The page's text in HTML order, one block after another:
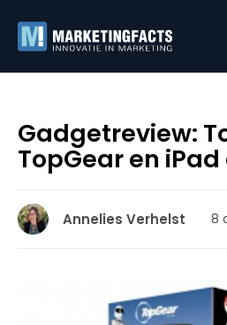
Gadgetreview:
TopGear en
Annelies Verhelst 8